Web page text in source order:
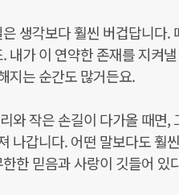
생각보다 훨씬 버겁답니다.
내가 이 연약한 존재를 지켜
지는 순간도 많거든요.
와 작은 손길이 다가올 때면
나갑니다. 어떤 말보다도 훨
한 믿음과 사랑이 깃들어 있